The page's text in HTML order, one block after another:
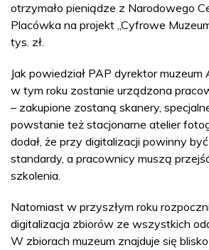
otrzymało pieniądze z Narodowego
Placówka na projekt „Cyfrowe
tys. zł.
Jak powiedział PAP dyrektor muzeum
w tym roku zostanie urządzona
– zakupione zostaną skanery,
powstanie też stacjonarne atelier
dodał, że przy digitalizacji powinny
standardy, a pracownicy muszą
szkolenia.
Natomiast w przyszłym roku
digitalizacja zbiorów ze wszystkich
W zbiorach muzeum znajduje się